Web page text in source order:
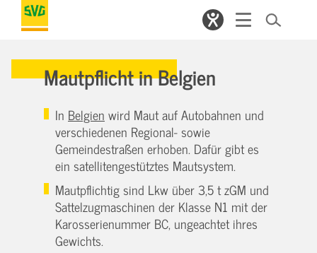
Mautpflicht in Belgien
In Belgien wird Maut auf Autobahnen und
verschiedenen Regional- sowie
Gemeindestraßen erhoben. Dafür gibt es
ein satellitengestütztes Mautsystem.
Mautpflichtig sind Lkw über 3,5 t zGM und
Sattelzugmaschinen der Klasse N1 mit der
Karosserienummer BC, ungeachtet ihres
Gewichts.